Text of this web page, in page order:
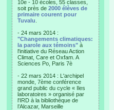
10e - 10 écoles, 55 classes,
soit près de 2000 élèves de
primaire courent pour
Tuvalu
- 24 mars 2014 :
"Changements climatiques:
la parole aux témoins" à
l'initiative du Réseau Action
Climat, Care et Oxfam. A
Sciences Po, Paris 7è
- 22 mars 2014 : L'archipel
monde, 7ème conférence
grand public du cycle « Iles
laboratoires » organisé par
l'IRD à la bibliothèque de
l’Alcazar, Marseille